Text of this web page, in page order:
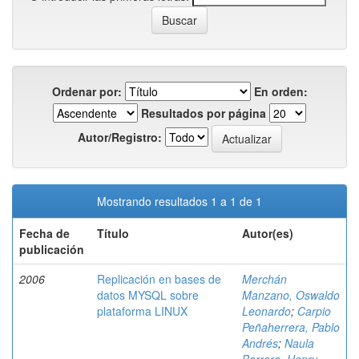
Ordenar por:
En orden:
Resultados por página
Autor/Registro:
Mostrando resultados 1 a 1 de 1
Fecha de
publicación
Título Autor(es)
2006
Replicación en bases de
datos MYSQL sobre
plataforma LINUX
Merchán
Manzano, Oswaldo
Leonardo; Carpio
Peñaherrera, Pablo
Andrés; Naula